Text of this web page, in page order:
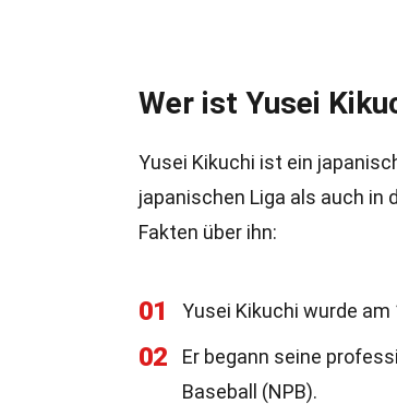
Wer ist Yusei
Yusei Kikuchi ist ein
japanischen Liga als auch in
Fakten über ihn:
01 Yusei Kikuchi wurde am
02
Er begann seine
Baseball (NPB).